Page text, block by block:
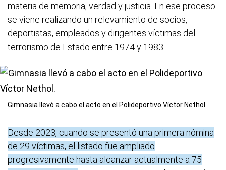
materia de memoria, verdad y justicia. En ese proceso
se viene realizando un relevamiento de socios,
deportistas, empleados y dirigentes víctimas del
terrorismo de Estado entre 1974 y 1983.
Gimnasia llevó a cabo el acto en el Polideportivo Víctor Nethol.
Desde 2023, cuando se presentó una primera nómina
de 29 víctimas, el listado fue ampliado
progresivamente hasta alcanzar actualmente a 75